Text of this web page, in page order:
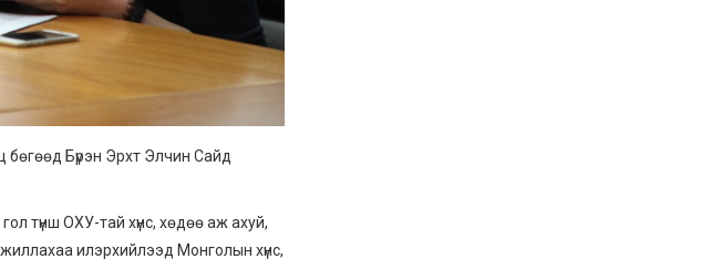
бөгөөд Бүрэн Эрхт Элчин Сайд
түнш ОХУ-тай хүнс, хөдөө аж ахуй,
илэрхийлээд Монголын хүнс,